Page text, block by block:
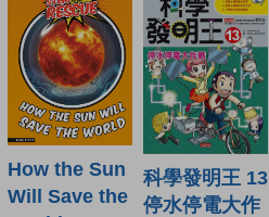
How the Sun
Will Save the
科學發明王 13
停水停電大作